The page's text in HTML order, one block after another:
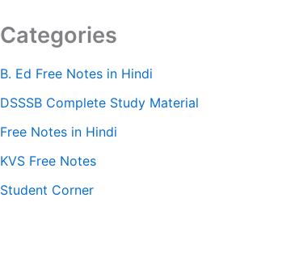
Categories
B. Ed Free Notes in Hindi
DSSSB Complete Study Material
Free Notes in Hindi
KVS Free Notes
Student Corner